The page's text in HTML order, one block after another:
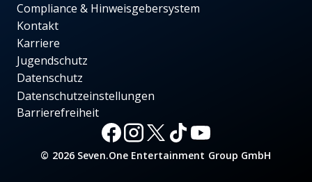
Compliance & Hinweisgebersystem
Kontakt
Karriere
Jugendschutz
Datenschutz
Datenschutzeinstellungen
Barrierefreiheit
© 2026 Seven.One Entertainment Group GmbH